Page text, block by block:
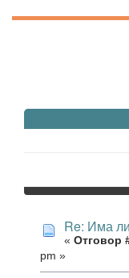
Re: Има
« Отговор
pm »